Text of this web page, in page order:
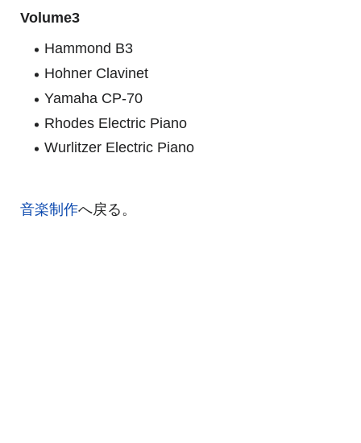
Volume3
Hammond B3
Hohner Clavinet
Yamaha CP-70
Rhodes Electric Piano
Wurlitzer Electric Piano
音楽制作へ戻る。